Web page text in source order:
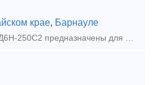
крае, Барнауле